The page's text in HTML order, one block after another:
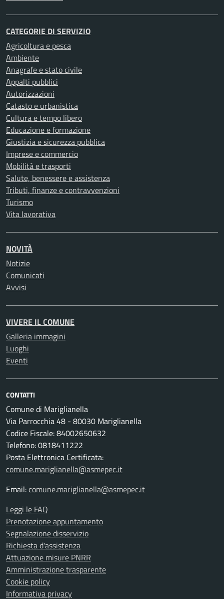
CATEGORIE DI SERVIZIO
Agricoltura e pesca
Ambiente
Anagrafe e stato civile
Appalti pubblici
Autorizzazioni
Catasto e urbanistica
Cultura e tempo libero
Educazione e formazione
Giustizia e sicurezza pubblica
Imprese e commercio
Mobilità e trasporti
Salute, benessere e assistenza
Tributi, finanze e contravvenzioni
Turismo
Vita lavorativa
NOVITÀ
Notizie
Comunicati
Avvisi
VIVERE IL COMUNE
Galleria immagini
Luoghi
Eventi
CONTATTI
Comune di Mariglianella
Via Parrocchia 48 - 80030 Mariglianella
Codice Fiscale: 84002650632
Telefono: 0818411222
Posta Elettronica Certificata:
comune.mariglianella@asmepec.it
Email:comune.mariglianella@asmepec.it
Leggi le FAQ
Prenotazione appuntamento
Segnalazione disservizio
Richiesta d'assistenza
Attuazione misure PNRR
Amministrazione trasparente
Cookie policy
Informativa privacy